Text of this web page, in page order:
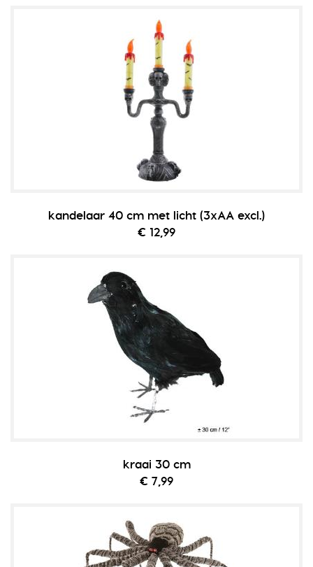
kandelaar 40 cm met licht (3xAA excl.)
€ 12,99
kraai 30 cm
€ 7,99